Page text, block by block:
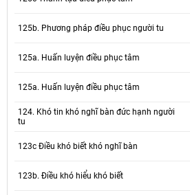
125b. Phương pháp điều phục người tu
125a. Huấn luyện điều phục tâm
125a. Huấn luyện điều phục tâm
124. Khó tin khó nghĩ bàn đức hạnh người
tu
123c Điều khó biết khó nghĩ bàn
123b. Điều khó hiểu khó biết